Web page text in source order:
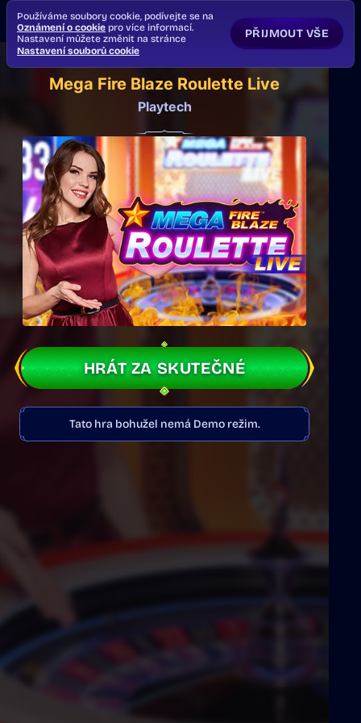
Mega Fire Blaze Roulette Live
Playtech
HRÁT ZA SKUTEČNÉ
Tato hra bohužel nemá Demo režim.
Používáme soubory cookie, podívejte se na
Oznámení o cookie pro více informací.
Nastavení můžete změnit na stránce
Nastavení souborů cookie
PŘIJMOUT VŠE